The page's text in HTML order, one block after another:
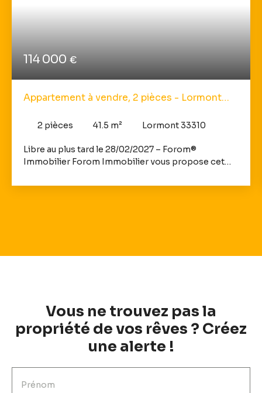
114 000 €
Appartement à vendre, 2 pièces - Lormont
2 pièces 41.5 m² Lormont 33310
Libre au plus tard le 28/02/2027 – Forom®
Immobilier Forom Immobilier vous propose cet
1er étage avec ascenseur situé dans une résidence
Vous ne trouvez pas la
propriété de vos rêves ? Créez
une alerte !
Prénom